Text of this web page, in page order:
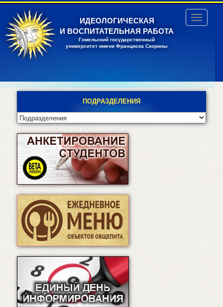
Перейти
основному
содержанию
ИДЕОЛОГИЧЕСКАЯ
И ВОСПИТАТЕЛЬНАЯ РАБОТА
Гомельский государственный
университет имени Франциска Скорины
Toggle
ПОДРАЗДЕЛЕНИЯ